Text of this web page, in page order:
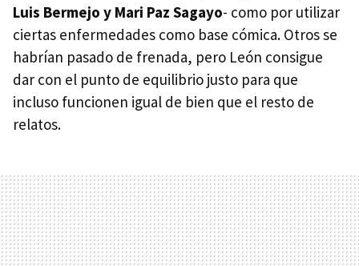
Luis Bermejo y Mari Paz Sagayo- como por utilizar
ciertas enfermedades como base cómica. Otros se
habrían pasado de frenada, pero León consigue
dar con el punto de equilibrio justo para que
incluso funcionen igual de bien que el resto de
relatos.